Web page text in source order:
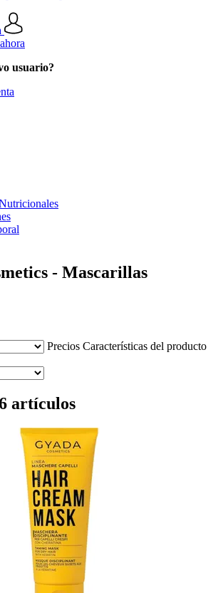
usuario?
- Mascarillas
Precios Características del producto
artículos